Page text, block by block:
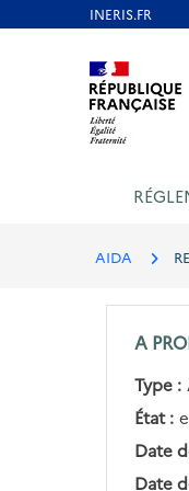
Aller au contenu
AIDA
A
Type :
État :
Date
Date